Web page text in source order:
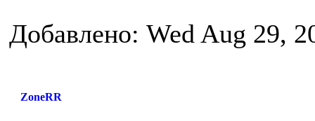
Добавлено: Wed Aug 29,
ZoneRR